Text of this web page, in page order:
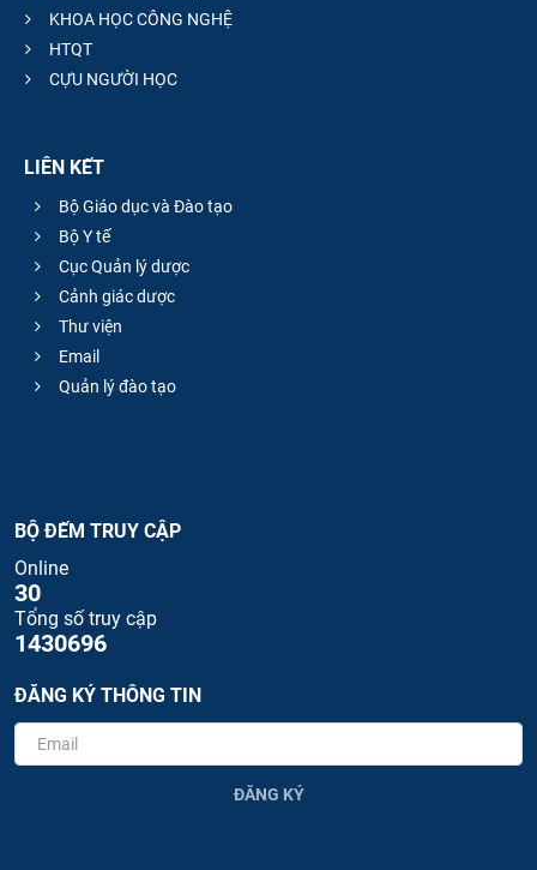
KHOA HỌC CÔNG NGHỆ
HTQT
CỰU NGƯỜI HỌC
LIÊN KẾT
Bộ Giáo dục và Đào tạo
Bộ Y tế
Cục Quản lý dược
Cảnh giác dược
Thư viện
Email
Quản lý đào tạo
BỘ ĐẾM TRUY CẬP
Online
30
Tổng số truy cập
1430696
ĐĂNG KÝ THÔNG TIN
ĐĂNG KÝ